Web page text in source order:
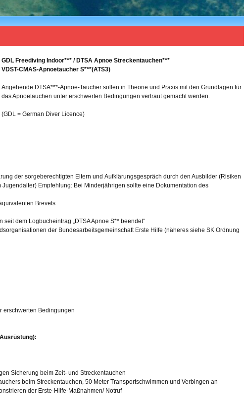
GDL Freediving Indoor*** / DTSA Apnoe Streckentauchen***
VDST-CMAS-Apnoetaucher S***(ATS3)
Angehende DTSA***-Apnoe-Taucher sollen in Theorie und Praxis mit den Grundlagen für
das Apnoetauchen unter erschwerten Bedingungen vertraut gemacht werden.
(GDL = German Diver Licence)
der sorgeberechtigten Eltern und Aufklärungsgespräch durch den Ausbilder (Risiken
Jugendalter) Empfehlung: Bei Minderjährigen sollte eine Dokumentation des
Brevets
dem Logbucheintrag „DTSA Apnoe S** beendet“
der Bundesarbeitsgemeinschaft Erste Hilfe (näheres siehe SK Ordnung
erschwerten Bedingungen
Sicherung beim Zeit- und Streckentauchen
beim Streckentauchen, 50 Meter Transportschwimmen und Verbingen an
der Erste-Hilfe-Maßnahmen/ Notruf